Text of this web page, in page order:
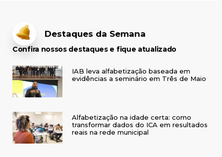
Destaques da Semana
Confira nossos destaques e fique atualizado
IAB leva alfabetização baseada em
evidências a seminário em Três de Maio
Alfabetização na idade certa: como
transformar dados do ICA em resultados
reais na rede municipal